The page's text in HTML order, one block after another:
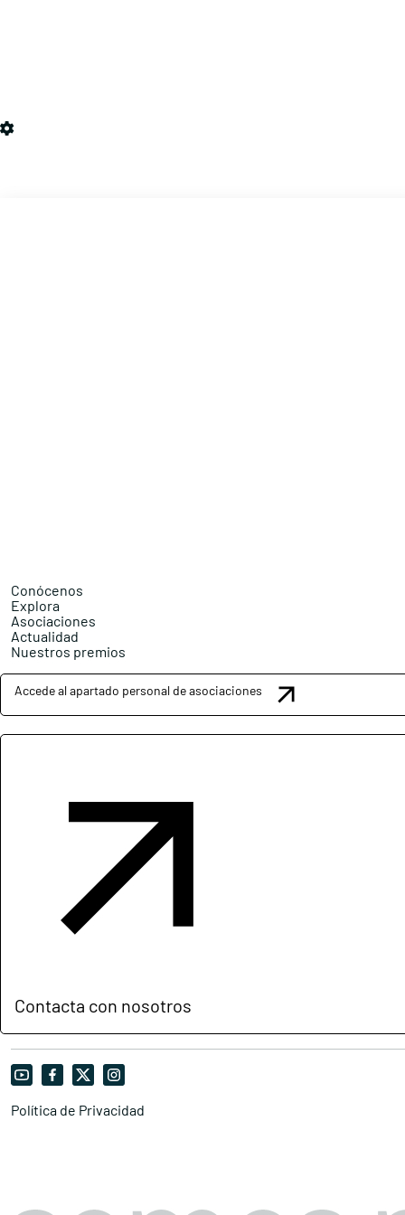
Conócenos
Explora
Asociaciones
Actualidad
Nuestros premios
Accede al apartado personal de asociaciones
Contacta con nosotros
Política de Privacidad